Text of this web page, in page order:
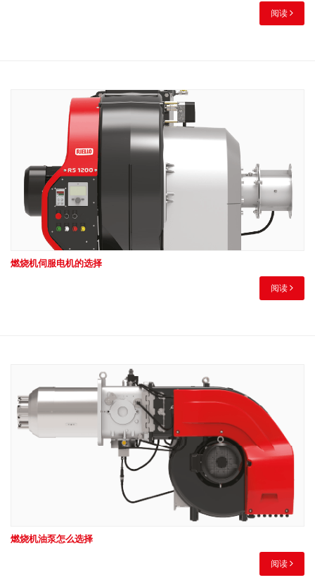
阅读
燃烧机伺服电机的选择
阅读
燃烧机油泵怎么选择
阅读